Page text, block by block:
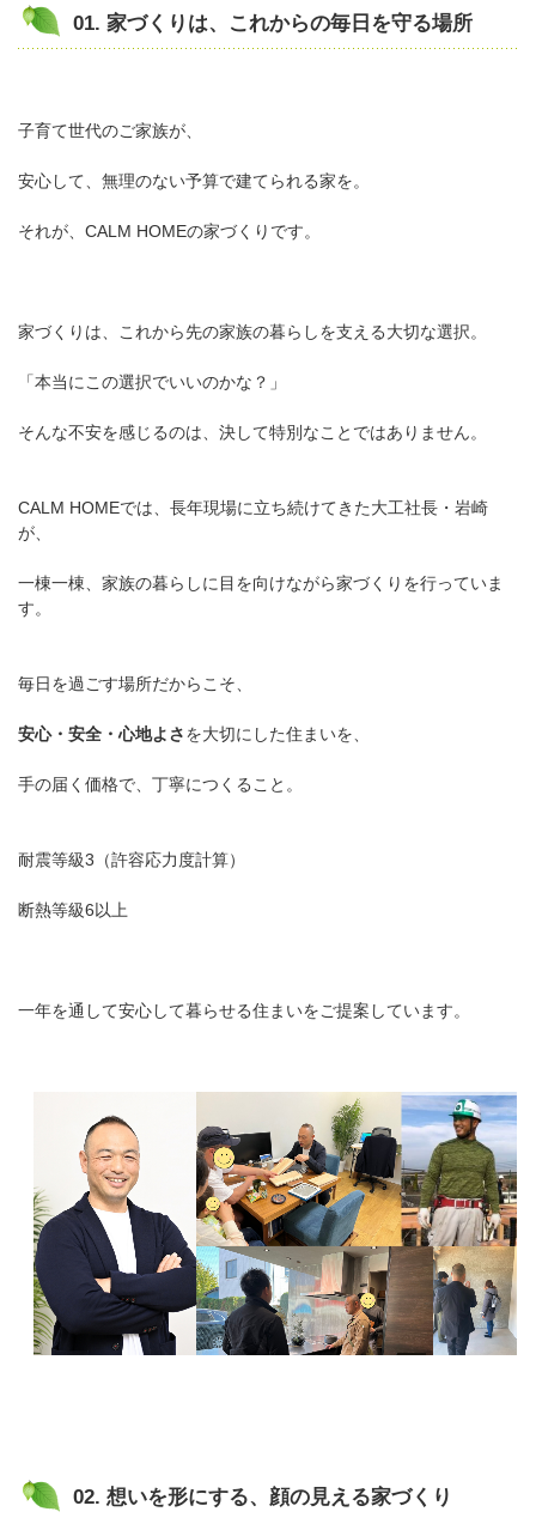
01. 家づくりは、これからの毎日を守る場所
子育て世代のご家族が、
安心して、無理のない予算で建てられる家を。
それが、CALM HOMEの家づくりです。
家づくりは、これから先の家族の暮らしを支える大切な選択。
「本当にこの選択でいいのかな？」
そんな不安を感じるのは、決して特別なことではありません。
CALM HOMEでは、長年現場に立ち続けてきた大工社長・岩崎
が、
一棟一棟、家族の暮らしに目を向けながら家づくりを行っていま
す。
毎日を過ごす場所だからこそ、
安心・安全・心地よさを大切にした住まいを、
手の届く価格で、丁寧につくること。
耐震等級3（許容応力度計算）
断熱等級6以上
一年を通して安心して暮らせる住まいをご提案しています。
02. 想いを形にする、顔の見える家づくり